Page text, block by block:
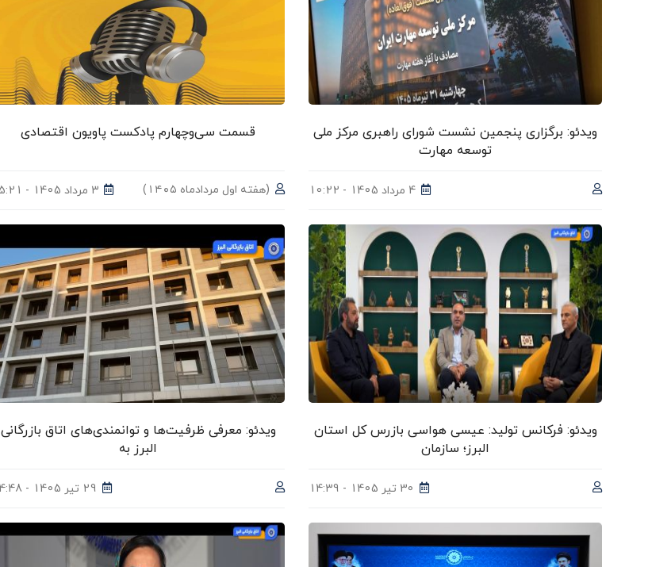
ویدئو: برگزاری پنجمین نشست شورای راهبری مرکز ملی
توسعه مهارت
4 مرداد 1405 - 10:22
قسمت سی‌وچهارم پادکست پاویون اقتصادی
(هفته اول مردادماه ۱۴۰۵) 3 مرداد 1405 - 15:21
ویدئو: فرکانس تولید: عیسی هواسی بازرس کل استان
البرز؛ سازمان
30 تیر 1405 - 14:39
ویدئو: معرفی ظرفیت‌ها و توانمندی‌های اتاق بازرگانی
البرز به
29 تیر 1405 - 14:48